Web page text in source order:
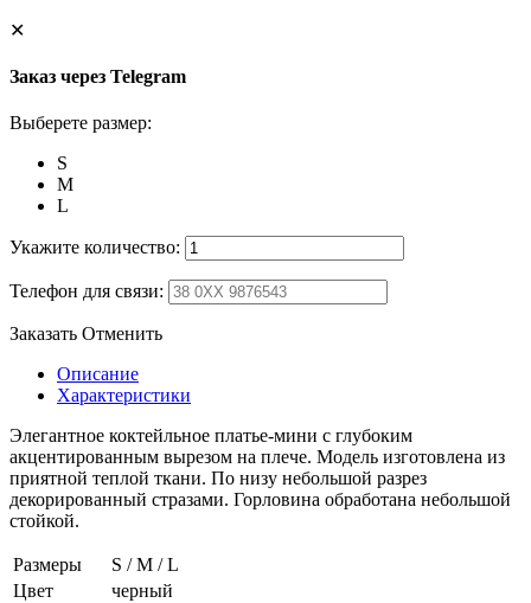
✕
Заказ через Telegram
Выберете размер:
S
M
L
Укажите количество:
Телефон для связи:
Заказать Отменить
Описание
Характеристики
Элегантное коктейльное платье-мини с глубоким
акцентированным вырезом на плече. Модель изготовлена из
приятной теплой ткани. По низу небольшой разрез
декорированный стразами. Горловина обработана небольшой
стойкой.
Размеры
S / M / L
Цвет
черный